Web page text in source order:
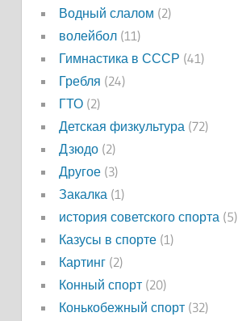
Водный слалом (2)
волейбол(11)
Гимнастика в СССР (41)
Гребля (24)
ГТО(2)
Детская физкультура(72)
Дзюдо(2)
Другое(3)
Закалка(1)
история советского спорта(5)
Казусы в спорте(1)
Картинг(2)
Конный спорт(20)
Конькобежный спорт(32)